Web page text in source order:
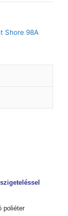
Shore 98A
poliéter